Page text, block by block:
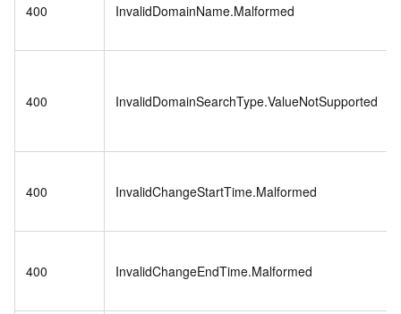
400 InvalidDomainName.Malformed
400 InvalidDomainSearchType.ValueNotSupported
400 InvalidChangeStartTime.Malformed
400 InvalidChangeEndTime.Malformed